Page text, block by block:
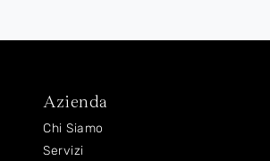
Azienda
Chi Siamo
Servizi